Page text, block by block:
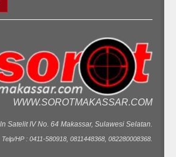
WWW.SOROTMAKASSAR.COM
Satelit IV No. 64 Makassar, Sulawesi Selatan.
Telp/HP : 0411-580918, 0811448368, 082280008368.